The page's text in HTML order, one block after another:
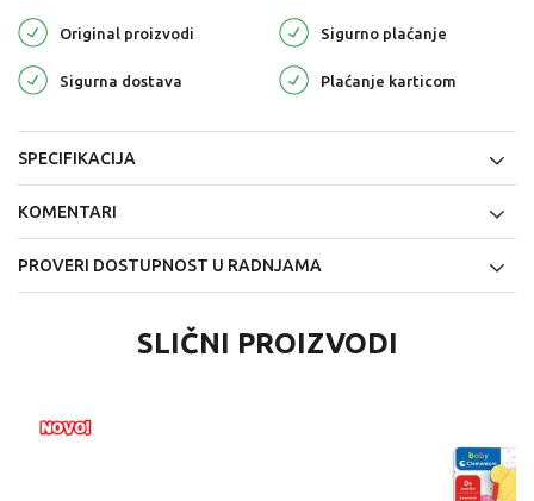
Original proizvodi Sigurno plaćanje
Sigurna dostava Plaćanje karticom
SPECIFIKACIJA
KOMENTARI
PROVERI DOSTUPNOST U RADNJAMA
SLIČNI PROIZVODI